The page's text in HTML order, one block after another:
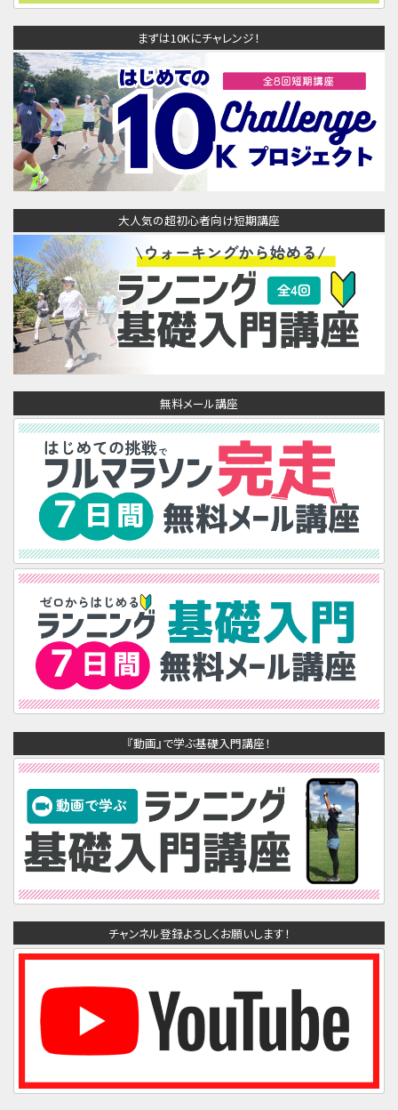
まずは10Kにチャレンジ！
大人気の超初心者向け短期講座
無料メール講座
『動画』で学ぶ基礎入門講座！
チャンネル登録よろしくお願いします！